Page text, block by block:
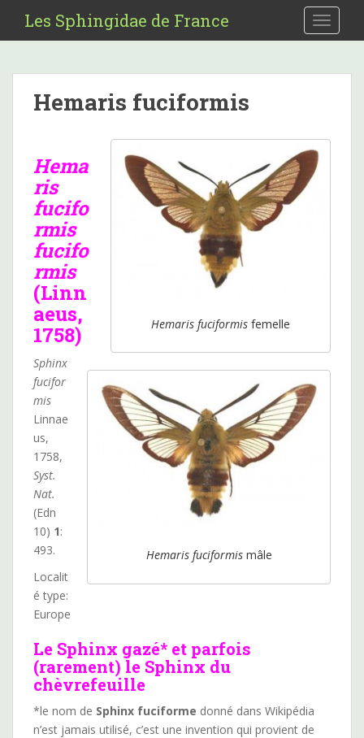
i
Les Sphingidae de France
Hemaris fuciformis
Hemaris fuciformis femelle
Hemaris fuciformismâle
Hema
ris
fucifo
rmis
fucifo
rmis
(Linn
aeus,
1758)
Sphinx
fucifor
mis
Linnae
us,
1758,
Syst.
Nat.
(Edn
10) 1:
493.
Localit
é type:
Europe
Le Sphinx gazé* et parfois
(rarement) le Sphinx du
chèvrefeuille
*le nom de Sphinx fuciforme donné dans Wikipédia
n’est jamais utilisé, c’est une invention qui provient de